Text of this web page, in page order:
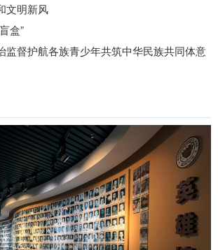
文明新风
盒”
监督护航各族青少年共筑中华民族共同体意